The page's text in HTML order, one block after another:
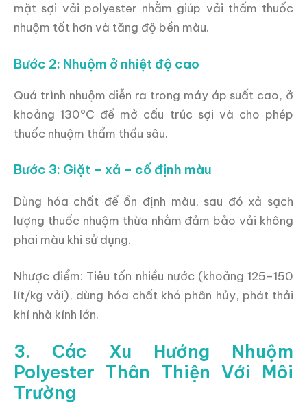
mặt sợi vải polyester nhằm giúp vải thấm thuốc
nhuộm tốt hơn và tăng độ bền màu.
Bước 2: Nhuộm ở nhiệt độ cao
Quá trình nhuộm diễn ra trong máy áp suất cao, ở
khoảng 130°C để mở cấu trúc sợi và cho phép
thuốc nhuộm thẩm thấu sâu.
Bước 3: Giặt – xả – cố định màu
Dùng hóa chất để ổn định màu, sau đó xả sạch
lượng thuốc nhuộm thừa nhằm đảm bảo vải không
phai màu khi sử dụng.
Nhược điểm: Tiêu tốn nhiều nước (khoảng 125–150
lít/kg vải), dùng hóa chất khó phân hủy, phát thải
khí nhà kính lớn.
3. Các Xu Hướng Nhuộm
Polyester Thân Thiện Với Môi
Trường